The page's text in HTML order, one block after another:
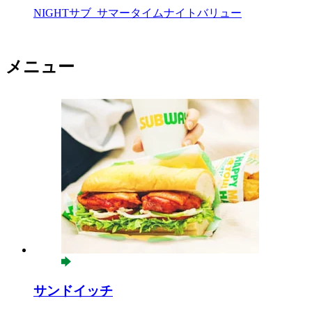
NIGHTサブ_サマータイムナイトバリュー
メニュー
サンドイッチ